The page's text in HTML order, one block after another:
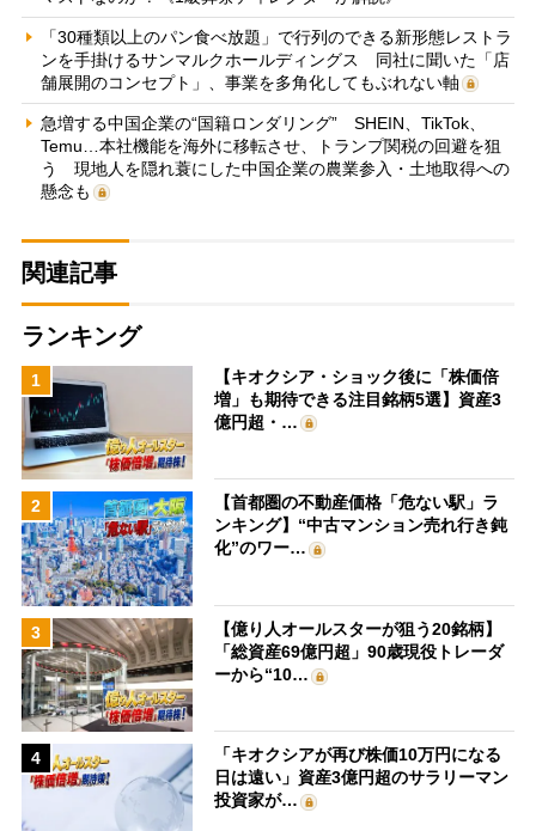
「30種類以上のパン食べ放題」で行列のできる新形態レストラ
ンを手掛けるサンマルクホールディングス 同社に聞いた「店
舗展開のコンセプト」、事業を多角化してもぶれない軸
急増する中国企業の“国籍ロンダリング” SHEIN、TikTok、
Temu…本社機能を海外に移転させ、トランプ関税の回避を狙
う 現地人を隠れ蓑にした中国企業の農業参入・土地取得への
懸念も
関連記事
ランキング
1
【キオクシア・ショック後に「株価倍
増」も期待できる注目銘柄5選】資産3
億円超・…
2
【首都圏の不動産価格「危ない駅」ラ
ンキング】“中古マンション売れ行き鈍
化”のワー…
3
【億り人オールスターが狙う20銘柄】
「総資産69億円超」90歳現役トレーダ
ーから“10…
4
「キオクシアが再び株価10万円になる
日は遠い」資産3億円超のサラリーマン
投資家が…